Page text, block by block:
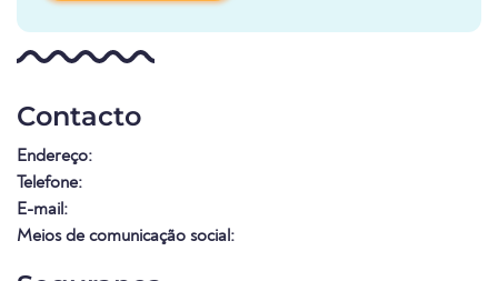
Contacto
Endereço:
Telefone:
E-mail:
Meios de comunicação social: